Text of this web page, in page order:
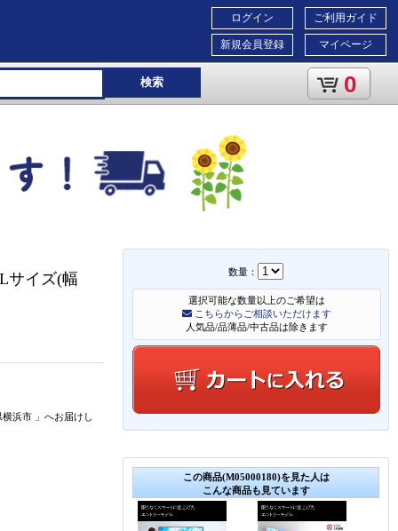
ご利用ガイド
マイページ
ログイン
新規会員登録
検索 0
数量：
選択可能な数量以上のご希望は
こちらからご相談いただけます
人気品/品薄品/中古品は除きます
この商品(M05000180)を見た人は
こんな商品も見ています
サイズ(幅
横浜市 」 へお届けし